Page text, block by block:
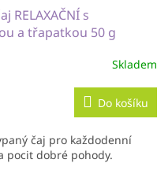
RELAXAČNÍ s
a třapatkou 50 g
Skladem
Do košíku
čaj pro každodenní
pocit dobré pohody.